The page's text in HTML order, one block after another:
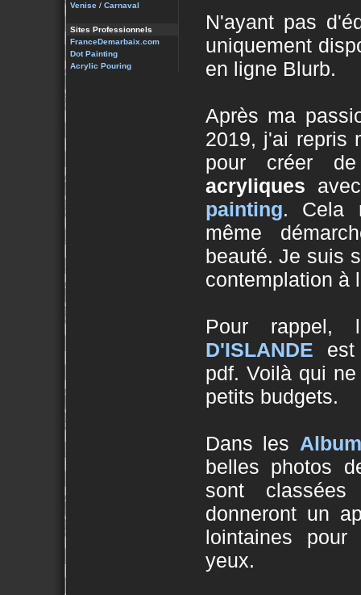
Venise/ Carnaval
Sites Professionnels
FranceDemarbaix.com
Dot Painting
Acrylic Pouring
N'ayant pas
uniquement
en ligne Blurb.
Après ma
2019, j'ai repris
pour créer
acryliques
painting. Cela
même
beauté. Je suis
contemplation à
Pour
D'ISLANDE
pdf. Voilà qui
petits budgets.
Dans les
belles photos
sont
donneront un
lointaines
yeux.